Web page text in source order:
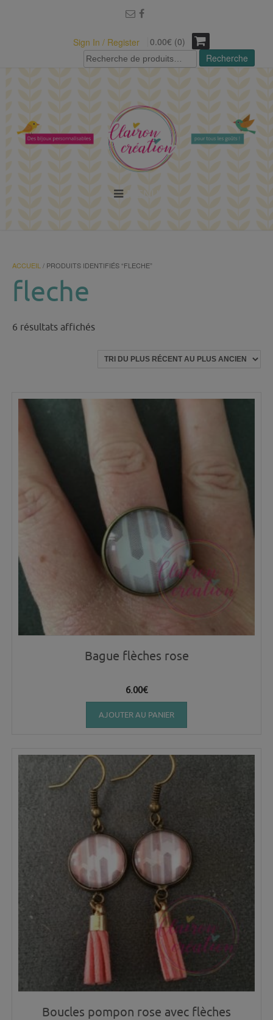
Sign In / Register
0.00€ (0)
Recherche
pour :
Recherche
ACCUEIL / PRODUITS IDENTIFIÉS “FLECHE”
fleche
6 résultats affichésTrié
plus
plus
Bague flèches rose
6.00€
AJOUTER AU PANIER
Boucles pompon rose avec flèches